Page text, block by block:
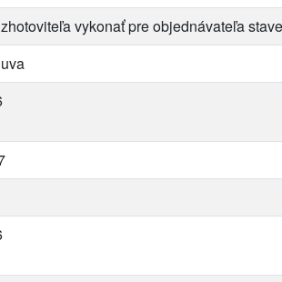
vykonať pre objednávateľa